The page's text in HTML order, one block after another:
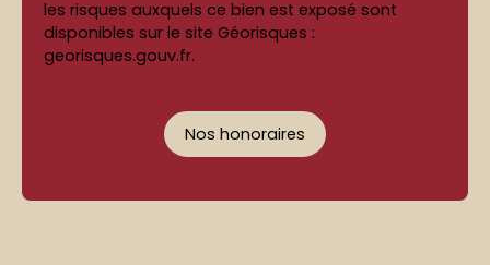
les risques auxquels ce bien est exposé sont
disponibles sur le site Géorisques :
georisques.gouv.fr.
Nos honoraires